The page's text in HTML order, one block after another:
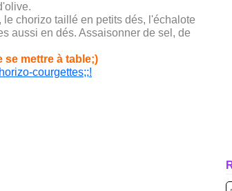
chorizo taillé en petits dés, l'échalote
aussi en dés. Assaisonner de sel, de
mettre à table;)